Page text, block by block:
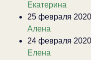
Екатерина
25 февраля
Алена
24 февраля
Елена